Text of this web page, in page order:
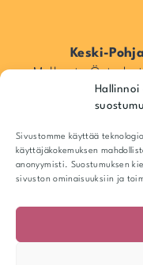
Hallinnoi
Sivustomme käyttää
käyttäjäkokemuksen
anonyymisti. Suostumuksen
sivuston ominaisuuksiin ja
Keski-
Mellersta
Pitkänsillankatu
Y-